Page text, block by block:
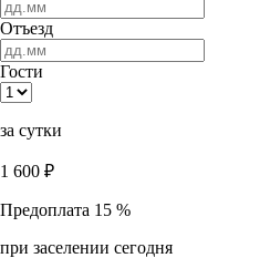
Отъезд
Гости
за сутки
1 600 ₽
Предоплата 15 %
при заселении сегодня